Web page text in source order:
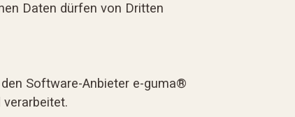
Daten dürfen von Dritten
Software-Anbieter e-guma®